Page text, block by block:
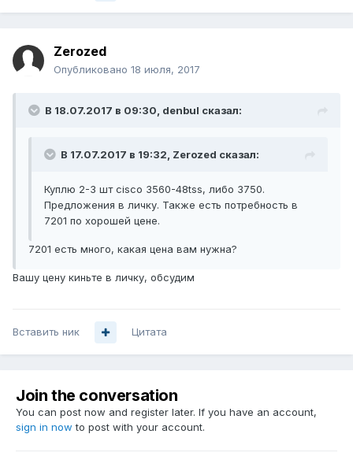
Zerozed
Опубликовано 18 июля, 2017
В 18.07.2017 в 09:30, denbul сказал:
В 17.07.2017 в 19:32, Zerozed сказал:
Куплю 2-3 шт cisco 3560-48tss, либо 3750.
Предложения в личку. Также есть потребность в
7201 по хорошей цене.
7201 есть много, какая цена вам нужна?
Вашу цену киньте в личку, обсудим
Вставить ник Цитата
Join the conversation
You can post now and register later. If you have an account,
sign in now to post with your account.